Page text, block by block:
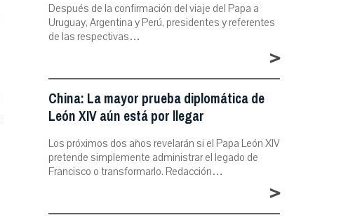
Después de la confirmación del viaje del Papa a
Uruguay, Argentina y Perú, presidentes y referentes
de las respectivas…
>
China: La mayor prueba diplomática de
León XIV aún está por llegar
Los próximos dos años revelarán si el Papa León XIV
pretende simplemente administrar el legado de
Francisco o transformarlo. Redacción…
>